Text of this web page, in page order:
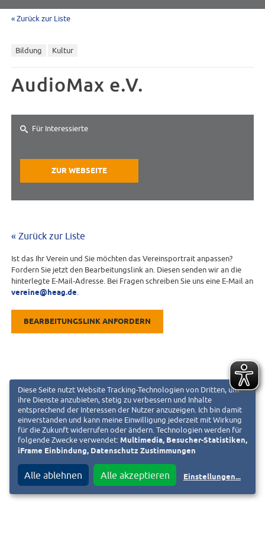
« Zurück zur Liste
Bildung Kultur
AudioMax e.V.
Für Interessierte
ZUR WEBSEITE
« Zurück zur Liste
Ist das Ihr Verein und Sie möchten das Vereinsportrait anpassen?
Fordern Sie jetzt den Bearbeitungslink an. Diesen senden wir an die
hinterlegte E-Mail-Adresse. Bei Fragen schreiben Sie uns eine E-Mail an
vereine@heag.de
BEARBEITUNGSLINK ANFORDERN
Diese Seite nutzt Website Tracking-Technologien von Dritten, um
ihre Dienste anzubieten, stetig zu verbessern und Inhalte
entsprechend der Interessen der Nutzer anzuzeigen. Ich bin damit
einverstanden und kann meine Einwilligung jederzeit mit Wirkung
für die Zukunft widerrufen oder ändern. Technologien werden für
folgende Zwecke verwendet: Multimedia, Besucher-Statistiken,
iFrame Einbindung, Datenschutz Zustimmungen
Alle ablehnen Alle akzeptieren Einstellungen...